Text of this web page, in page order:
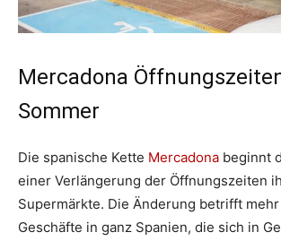
Mercadona
Sommer
Die spanische Kette Mercadona beginnt
einer Verlängerung der Öffnungszeiten
Supermärkte. Die Änderung betrifft
Geschäfte in ganz Spanien, die sich in